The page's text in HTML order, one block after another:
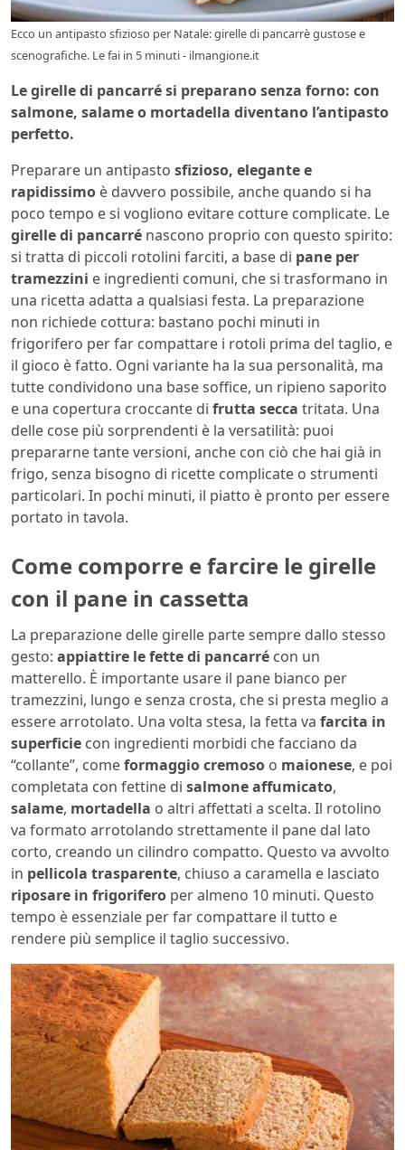
Ecco un antipasto sfizioso per Natale: girelle di pancarrè gustose e
scenografiche. Le fai in 5 minuti - ilmangione.it
Le girelle di pancarré si preparano senza forno: con
salmone, salame o mortadella diventano l’antipasto
perfetto.
Preparare un antipasto sfizioso, elegante e
rapidissimo è davvero possibile, anche quando si ha
poco tempo e si vogliono evitare cotture complicate. Le
girelle di pancarré nascono proprio con questo spirito:
si tratta di piccoli rotolini farciti, a base di pane per
tramezzini e ingredienti comuni, che si trasformano in
una ricetta adatta a qualsiasi festa. La preparazione
non richiede cottura: bastano pochi minuti in
frigorifero per far compattare i rotoli prima del taglio, e
il gioco è fatto. Ogni variante ha la sua personalità, ma
tutte condividono una base soffice, un ripieno saporito
e una copertura croccante di frutta secca tritata. Una
delle cose più sorprendenti è la versatilità: puoi
prepararne tante versioni, anche con ciò che hai già in
frigo, senza bisogno di ricette complicate o strumenti
particolari. In pochi minuti, il piatto è pronto per essere
portato in tavola.
Come comporre e farcire le girelle
con il pane in cassetta
La preparazione delle girelle parte sempre dallo stesso
gesto: appiattire le fette di pancarré con un
matterello. È importante usare il pane bianco per
tramezzini, lungo e senza crosta, che si presta meglio a
essere arrotolato. Una volta stesa, la fetta va farcita in
superficie con ingredienti morbidi che facciano da
“collante”, comeformaggio cremoso o maionese, e poi
completata con fettine di salmone affumicato,
salame, mortadella o altri affettati a scelta. Il rotolino
va formato arrotolando strettamente il pane dal lato
corto, creando un cilindro compatto. Questo va avvolto
in pellicola trasparente, chiuso a caramella e lasciato
riposare in frigorifero per almeno 10 minuti. Questo
tempo è essenziale per far compattare il tutto e
rendere più semplice il taglio successivo.